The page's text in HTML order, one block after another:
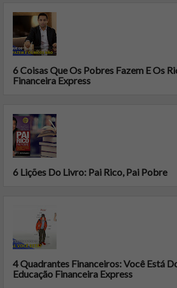
6 Coisas Que Os Pobres Fazem E Os
Financeira Express
6 Lições Do Livro: Pai Rico, Pai Pobre
4 Quadrantes Financeiros: Você Está
Educação Financeira Express